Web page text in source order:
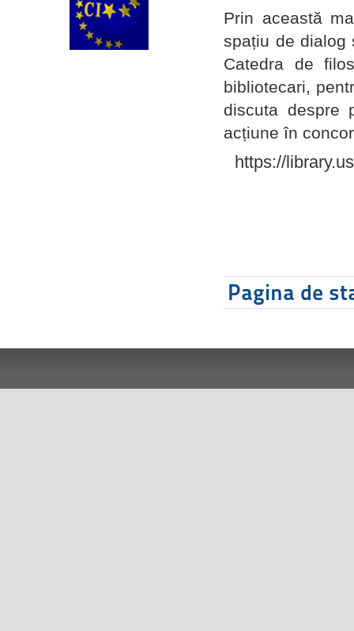
Prin această
spațiu de dialog
Catedra de
bibliotecari,
discuta despre
acțiune în
https://
Pagina de